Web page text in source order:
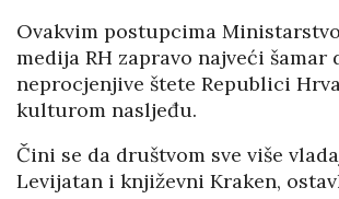
Ovakvim postupcima
medija RH zapravo najveći šamar
neprocjenjive štete Republici
kulturom nasljeđu.
Čini se da društvom sve više
Levijatan i književni Kraken,